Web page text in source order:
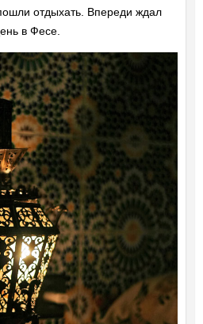
отдыхать. Впереди ждал
в Фесе.